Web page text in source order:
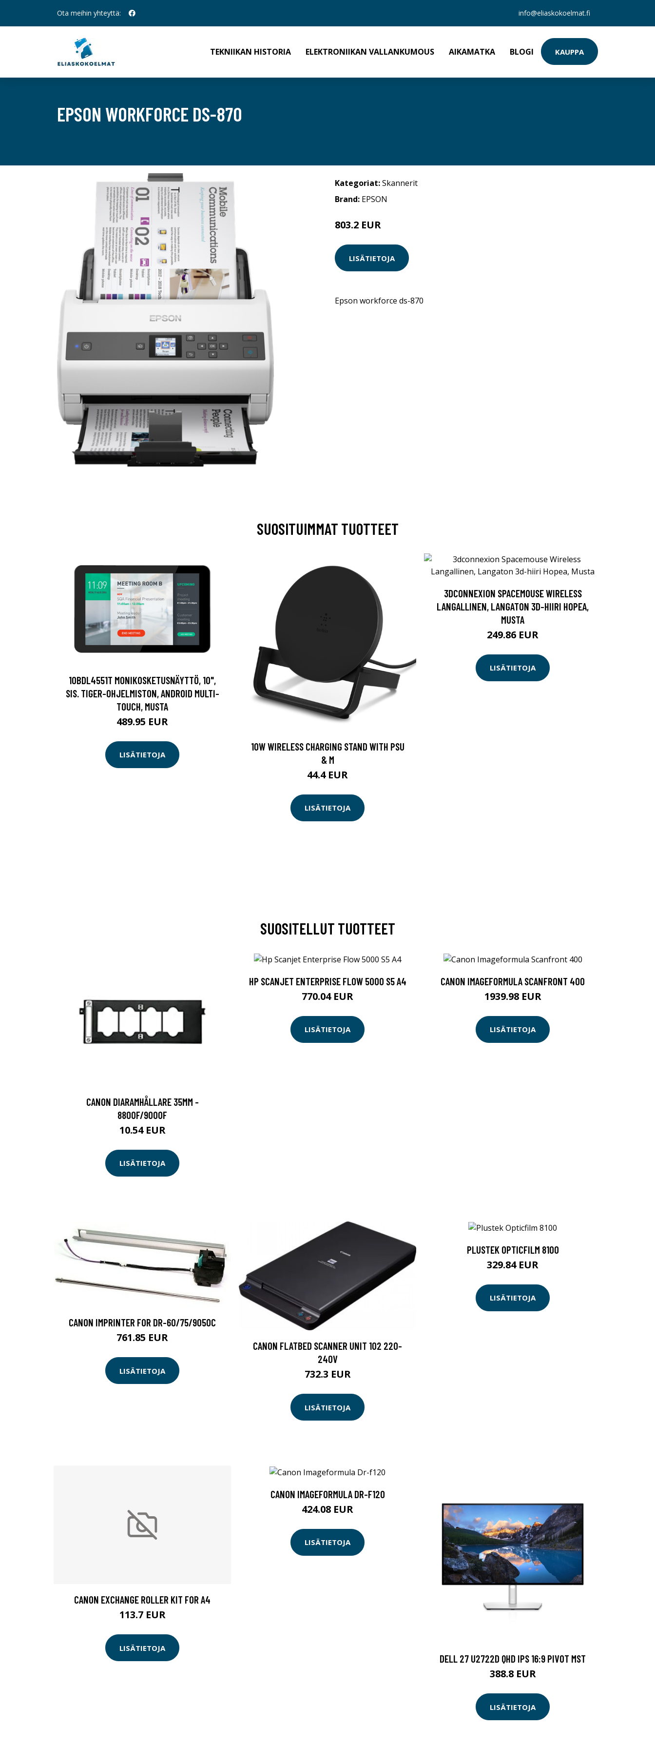
Ota meihin yhteyttä: info@eliaskokoelmat.fi
TEKNIIKAN HISTORIA ELEKTRONIIKAN VALLANKUMOUS AIKAMATKA BLOGI KAUPPA
EPSON WORKFORCE DS-870
Kategoriat:Skannerit
Brand: EPSON
803.2 EUR
LISÄTIETOJA
Epson workforce ds-870
SUOSITUIMMAT TUOTTEET
10BDL4551T MONIKOSKETUSNÄYTTÖ, 10",
SIS. TIGER-OHJELMISTON, ANDROID MULTI-
TOUCH, MUSTA
489.95 EUR
LISÄTIETOJA
10W WIRELESS CHARGING STAND WITH PSU
& M
44.4 EUR
LISÄTIETOJA
3DCONNEXION SPACEMOUSE WIRELESS
LANGALLINEN, LANGATON 3D-HIIRI HOPEA,
MUSTA
249.86 EUR
LISÄTIETOJA
SUOSITELLUT TUOTTEET
CANON DIARAMHÅLLARE 35MM -
8800F/9000F
10.54 EUR
LISÄTIETOJA
HP SCANJET ENTERPRISE FLOW 5000 S5 A4
770.04 EUR
LISÄTIETOJA
CANON IMAGEFORMULA SCANFRONT 400
1939.98 EUR
LISÄTIETOJA
CANON IMPRINTER FOR DR-60/75/9050C
761.85 EUR
LISÄTIETOJA
CANON FLATBED SCANNER UNIT 102 220-
240V
732.3 EUR
LISÄTIETOJA
PLUSTEK OPTICFILM 8100
329.84 EUR
LISÄTIETOJA
CANON EXCHANGE ROLLER KIT FOR A4
113.7 EUR
LISÄTIETOJA
CANON IMAGEFORMULA DR-F120
424.08 EUR
LISÄTIETOJA
DELL 27 U2722D QHD IPS 16:9 PIVOT MST
388.8 EUR
LISÄTIETOJA